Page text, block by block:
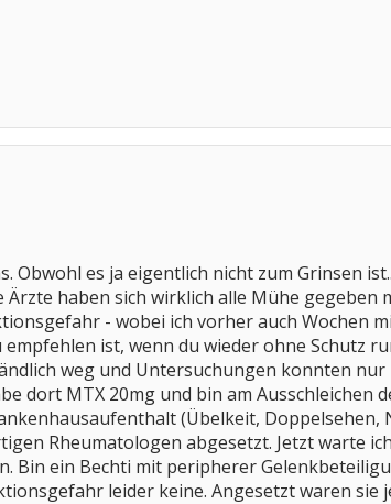
Obwohl es ja eigentlich nicht zum Grinsen
haben sich wirklich alle Mühe gegeben
- wobei ich vorher auch Wochen
ist, wenn du wieder ohne Schutz
weg und Untersuchungen konnten
dort MTX 20mg und bin am Ausschleichen
(Übelkeit, Doppelsehen,
Rheumatologen abgesetzt. Jetzt warte
Bin ein Bechti mit peripherer
leider keine. Angesetzt waren sie